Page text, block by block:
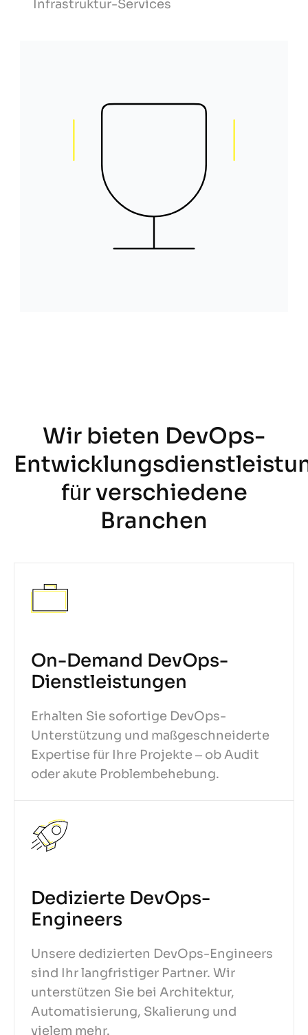
Infrastruktur-Services
Wir bieten DevOps-
für verschiedene
Branchen
On-Demand DevOps-
Dienstleistungen
Erhalten Sie sofortige DevOps-
Unterstützung und maßgeschneiderte
Expertise für Ihre Projekte – ob Audit
oder akute Problembehebung.
Dedizierte DevOps-
Engineers
Unsere dedizierten DevOps-Engineers
sind Ihr langfristiger Partner. Wir
unterstützen Sie bei Architektur,
Automatisierung, Skalierung und
vielem mehr.